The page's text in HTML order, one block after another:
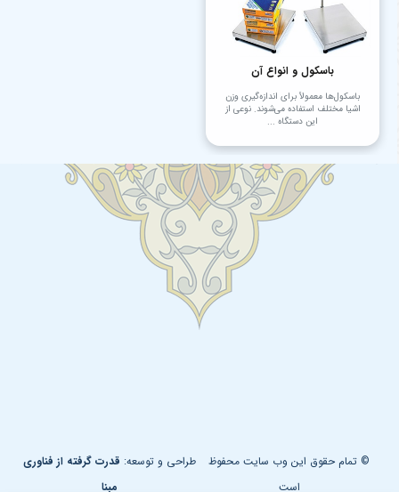
باسکول و انواع آن
باسکول‌ها معمولاً برای اندازه‌گیری وزن
اشیا مختلف استفاده می‌شوند. نوعی از
این دستگاه ...
© تمام حقوق این وب سایت محفوظ
است
طراحی و توسعه: قدرت گرفته از فناوری
مبنا